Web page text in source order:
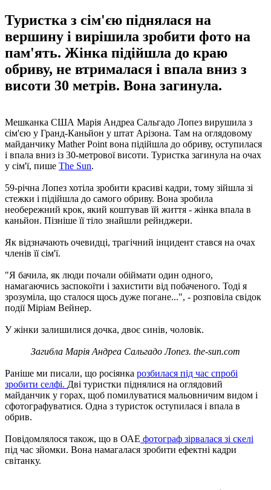
Туристка з сім'єю піднялася на
вершину і вирішила зробити фото на
пам'ять. Жінка підійшла до краю
обриву, не втрималася і впала вниз з
висоти 30 метрів. Вона загинула.
Мешканка США Марія Андреа Сальгадо Лопез вирушила з
сім'єю у Гранд-Каньйон у штат Арізона. Там на оглядовому
майданчику Mather Point вона підійшла до обриву, оступилася
і впала вниз із 30-метрової висоти. Туристка загинула на очах
у сім'ї, пише The Sun.
59-річна Лопез хотіла зробити красиві кадри, тому зійшла зі
стежки і підійшла до самого обриву. Вона зробила
необережний крок, який коштував їй життя - жінка впала в
каньйон. Пізніше її тіло знайшли рейнджери.
Як відзначають очевидці, трагічний інцидент стався на очах
членів її сім'ї.
"Я бачила, як люди почали обіймати один одного,
намагаючись заспокоїти і захистити від побаченого. Тоді я
зрозуміла, що сталося щось дуже погане...", - розповіла свідок
події Міріам Вейнер.
У жінки залишилися дочка, двоє синів, чоловік.
Загибла Марія Андреа Сальгадо Лопез. the-sun.com
Раніше ми писали, що росіянка розбилася під час спробі
зробити селфі. Дві туристки піднялися на оглядовий
майданчик у горах, щоб помилуватися мальовничим видом і
сфотографуватися. Одна з туристок оступилася і впала в
обрив.
Повідомлялося також, що в ОАЕ фотограф зірвалася зі скелі
під час зйомки. Вона намагалася зробити ефектні кадри
світанку.